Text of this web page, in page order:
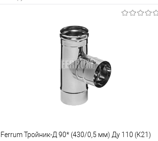
В корзину
В наличии
Ferrum Тройник-Д 90* (430/0,5 мм) Ду 110 (К21)